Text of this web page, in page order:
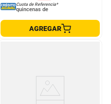
Cuota de Referencia*
quincenas de
AGREGAR